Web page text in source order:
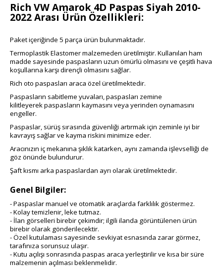
Rich VW Amarok 4D Paspas Siyah 2010-
2022 Arası Ürün Özellikleri:
Paket içeriğinde 5 parça ürün bulunmaktadır.
Termoplastik Elastomer malzemeden üretilmiştir. Kullanılan ham
madde sayesinde paspasların uzun ömürlü olmasını ve çeşitli hava
koşullarına karşı dirençli olmasını sağlar.
Rich oto paspasları araca özel üretilmektedir.
Paspasların sabitleme yuvaları, paspasları zemine
kilitleyerekpaspasların kaymasını veya yerinden oynamasını
engeller.
Paspaslar, sürüş sırasında güvenliği artırmak için zeminle iyi bir
kavrayış sağlar ve kayma riskini minimize eder.
Aracınızın iç mekanına şıklık katarken, aynı zamanda işlevselliği de
göz önünde bulundurur.
Şaft kısmı arka paspaslardan ayrı olarak üretilmektedir.
Genel Bilgiler:
- Paspaslar manuel ve otomatik araçlarda farklılık göstermez.
- Kolay temizlenir, leke tutmaz.
- İlan görselleri birebir çekimdir; ilgili ilanda görüntülenen ürün
birebir olarak gönderilecektir.
- Özel kutulaması sayesinde sevkiyat esnasında zarar görmez,
tarafınıza sorunsuz ulaşır.
- Kutu açılışı sonrasında paspas araca yerleştirilir ve kısa bir süre
malzemenin açılması beklenmelidir.